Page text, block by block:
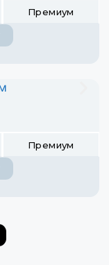
Премиум
Премиум